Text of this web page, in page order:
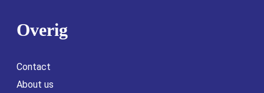
Overig
Contact
About us